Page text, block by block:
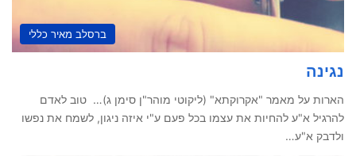
ברסלב מאיר כללי
נגינה
הארות על מאמר "אקרוקתא" (ליקוטי מוהר"ן סימן ג)… טוב לאדם
להרגיל א"ע להחיות את עצמו בכל פעם ע"י איזה ניגון, לשמח את נפשו
ולדבק א"ע…